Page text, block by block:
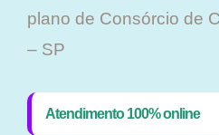
plano ​de Consórcio de
– SP
Atendimento 100% online